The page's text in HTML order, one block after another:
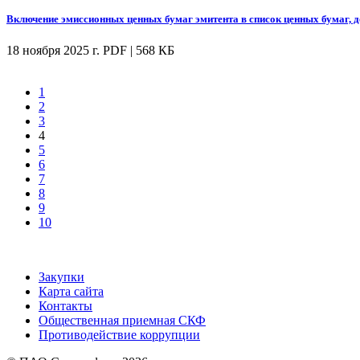
Включение эмиссионных ценных бумаг эмитента в список ценных бумаг,
18 ноября 2025 г. PDF | 568 КБ
1
2
3
4
5
6
7
8
9
10
Закупки
Карта сайта
Контакты
Общественная приемная СКФ
Противодействие коррупции